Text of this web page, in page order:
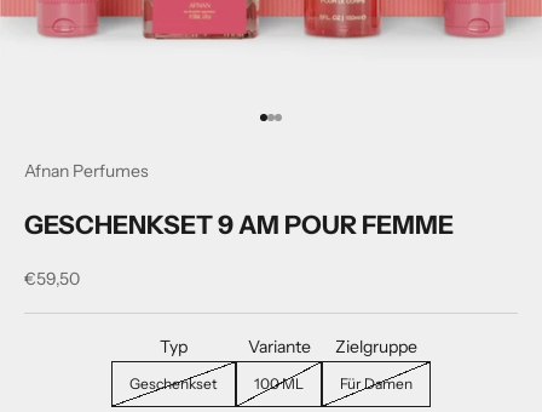
Gehe zum Artikel1
Gehe zum Artikel2
Gehe zum Artikel3
Afnan Perfumes
GESCHENKSET 9 AM POUR FEMME
Verkaufspreis
€59,50
Typ
Geschenkset
Variante
100 ML
Zielgruppe
Für Damen